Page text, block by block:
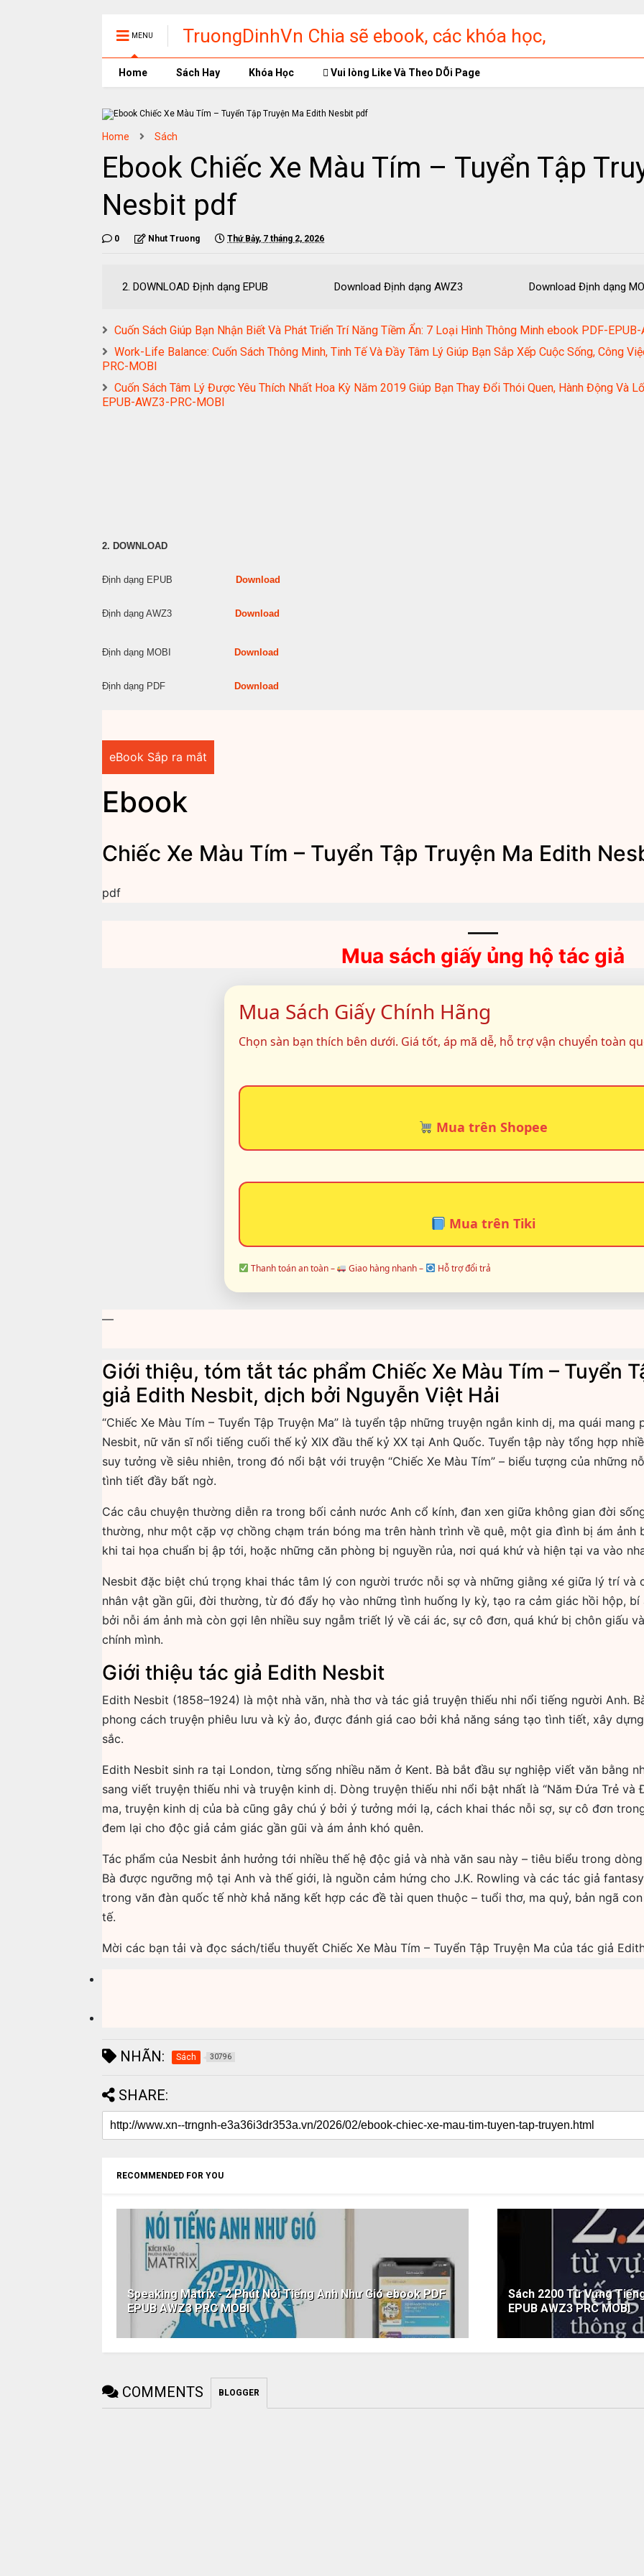
MENU
TruongDinhVn Chia sẽ ebook, các khóa học,
phần mềm học tập miễn phí
Home Sách Hay Khóa Học Vui lòng Like Và Theo DÕi Page
Home Sách
Ebook Chiếc Xe Màu Tím – Tuyển Tập
Nesbit pdf
0 Nhut Truong Thứ Bảy, 7 tháng 2, 2026
2. DOWNLOAD Định dạng EPUB Download Định dạng AWZ3 Download Định
Cuốn Sách Giúp Bạn Nhận Biết Và Phát Triển Trí Năng Tiềm Ẩn: 7 Loại Hình Thông Minh ebook PDF-
Work-Life Balance: Cuốn Sách Thông Minh, Tinh Tế Và Đầy Tâm Lý Giúp Bạn Sắp Xếp Cuộc Sống, Công
PRC-MOBI
Cuốn Sách Tâm Lý Được Yêu Thích Nhất Hoa Kỳ Năm 2019 Giúp Bạn Thay Đổi Thói Quen, Hành Động Và
EPUB-AWZ3-PRC-MOBI
2. DOWNLOAD
Định dạng EPUB Download
Định dạng AWZ3 Download
Định dạng MOBI Download
Định dạng PDF Download
eBook Sắp ra mắt
Ebook
Chiếc Xe Màu Tím – Tuyển Tập Truyện Ma Edith
pdf
—–
Mua sách giấy ủng hộ tác giả
Mua Sách Giấy Chính Hãng
Chọn sàn bạn thích bên dưới. Giá tốt, áp mã dễ, hỗ trợ vận chuyển toàn
Mua trên Shopee
Mua trên Tiki
Thanh toán an toàn – Giao hàng nhanh – Hỗ trợ đổi trả
—
Giới thiệu, tóm tắt tác phẩm Chiếc Xe Màu Tím – Tuyển
giả Edith Nesbit, dịch bởi Nguyễn Việt Hải
“Chiếc Xe Màu Tím – Tuyển Tập Truyện Ma” là tuyển tập những truyện ngắn kinh dị, ma quái
Nesbit, nữ văn sĩ nổi tiếng cuối thế kỷ XIX đầu thế kỷ XX tại Anh Quốc. Tuyển tập này tổng hợp
suy tưởng về siêu nhiên, trong đó nổi bật với truyện “Chiếc Xe Màu Tím” – biểu tượng của những
tình tiết đầy bất ngờ.
Các câu chuyện thường diễn ra trong bối cảnh nước Anh cổ kính, đan xen giữa không gian đời
thường, như một cặp vợ chồng chạm trán bóng ma trên hành trình về quê, một gia đình bị ám ảnh
khi tai họa chuẩn bị ập tới, hoặc những căn phòng bị nguyền rủa, nơi quá khứ và hiện tại va vào
Nesbit đặc biệt chú trọng khai thác tâm lý con người trước nỗi sợ và những giằng xé giữa lý trí và
nhân vật gần gũi, đời thường, từ đó đẩy họ vào những tình huống ly kỳ, tạo ra cảm giác hồi hộp,
bởi nỗi ám ảnh mà còn gợi lên nhiều suy ngẫm triết lý về cái ác, sự cô đơn, quá khứ bị chôn giấu
chính mình.
Giới thiệu tác giả Edith Nesbit
Edith Nesbit (1858–1924) là một nhà văn, nhà thơ và tác giả truyện thiếu nhi nổi tiếng người Anh.
phong cách truyện phiêu lưu và kỳ ảo, được đánh giá cao bởi khả năng sáng tạo tình tiết, xây
sắc.
Edith Nesbit sinh ra tại London, từng sống nhiều năm ở Kent. Bà bắt đầu sự nghiệp viết văn bằng
sang viết truyện thiếu nhi và truyện kinh dị. Dòng truyện thiếu nhi nổi bật nhất là “Năm Đứa Trẻ và
ma, truyện kinh dị của bà cũng gây chú ý bởi ý tưởng mới lạ, cách khai thác nỗi sợ, sự cô đơn
đem lại cho độc giả cảm giác gần gũi và ám ảnh khó quên.
Tác phẩm của Nesbit ảnh hưởng tới nhiều thế hệ độc giả và nhà văn sau này – tiêu biểu trong
Bà được ngưỡng mộ tại Anh và thế giới, là nguồn cảm hứng cho J.K. Rowling và các tác giả
trong văn đàn quốc tế nhờ khả năng kết hợp các đề tài quen thuộc – tuổi thơ, ma quỷ, bản ngã
tế.
Mời các bạn tải và đọc sách/tiểu thuyết Chiếc Xe Màu Tím – Tuyển Tập Truyện Ma của tác giả
NHÃN: Sách 30796
SHARE:
RECOMMENDED FOR YOU
Speaking Matrix - 2 Phút Nói Tiếng Anh Như Gió ebook PDF
EPUB AWZ3 PRC MOBI
Sách 2200 Từ Vựng
EPUB AWZ3 PRC MOBI
COMMENTS BLOGGER